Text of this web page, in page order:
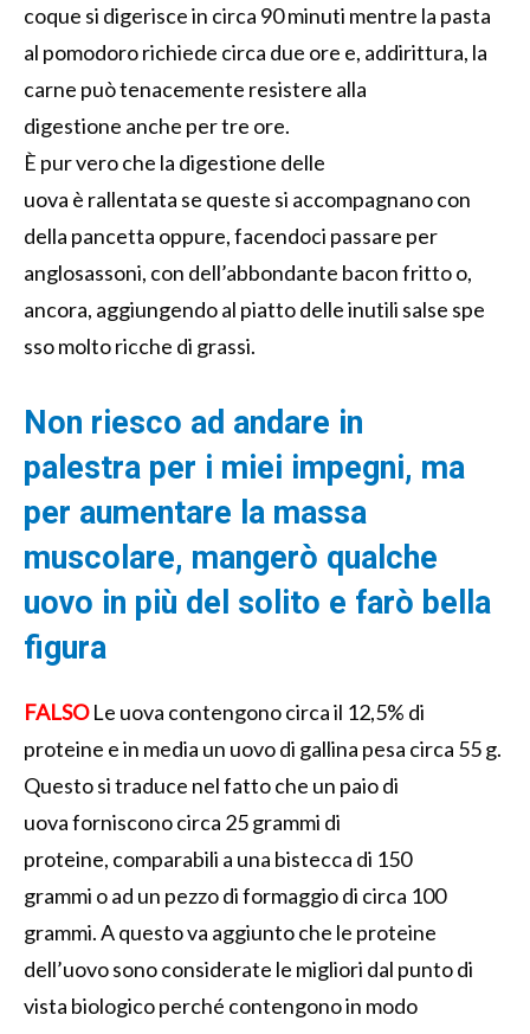
coque si digerisce in circa 90minuti mentre la pasta
al pomodororichiede circa due ore e, addirittura, la
carne puòtenacemente resistere alla
digestione anche pertre ore.
È pur veroche la digestione delle
uova è rallentata se queste si accompagnano con
della pancetta oppure,facendoci passare per
anglosassoni, con dell’abbondante bacon frittoo,
ancora, aggiungendoal piattodelleinutili salse spe
ssomoltoricche di grassi.
Non riesco ad andare in
palestra per i miei impegni, ma
per aumentare la massa
muscolare, mangerò qualche
uovo in più del solito e farò bella
figura
FALSOLe uova contengono circa il 12,5% di
proteine e in media un uovo di gallina pesa circa 55 g.
Questo si traduce nel fatto che un paio di
uovaforniscono circa 25 grammi di
proteine, comparabili a una bistecca di 150
grammi oad un pezzo di formaggiodi circa 100
grammi.A questo va aggiuntoche le proteine
dell’uovo sonoconsiderate le migliori dal punto di
vista biologicoperché contengonoin modo